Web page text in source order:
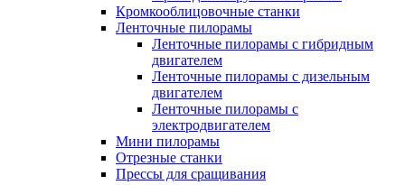
Кромкооблицовочные станки
Ленточные пилорамы
Ленточные пилорамы с гибридным
двигателем
Ленточные пилорамы с дизельным
двигателем
Ленточные пилорамы с
электродвигателем
Мини пилорамы
Отрезные станки
Прессы для сращивания